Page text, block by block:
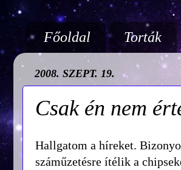
Főoldal Torták
2008. SZEPT. 19.
Csak én nem
Hallgatom a híreket.
száműzetésre ítélik a